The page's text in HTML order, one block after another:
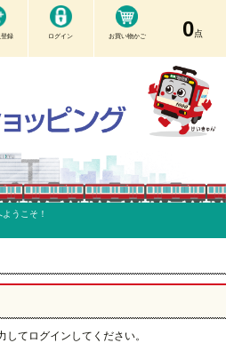
登録 ログイン お買い物かご 0点
うこそ！
てログインしてください。